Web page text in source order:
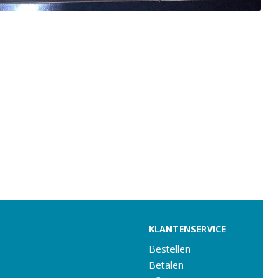
KLANTENSERVICE
Bestellen
Betalen